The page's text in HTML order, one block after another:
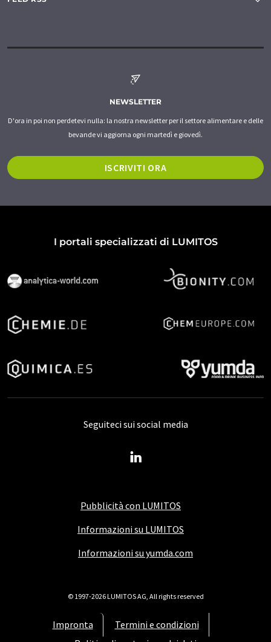
NEWSLETTER
D'ora in poi non perdetevi nulla: la nostra newsletter per il settore alimentare e delle
bevande vi aggiorna ogni martedì e giovedì.
ISCRIVITI ORA
I portali specializzati di LUMITOS
Pubblicità con LUMITOS
Informazioni su LUMITOS
Informazioni su yumda.com
Impronta
Termini e condizioni
Seguiteci sui social media
© 1997-2026 LUMITOS AG, All rights reserved